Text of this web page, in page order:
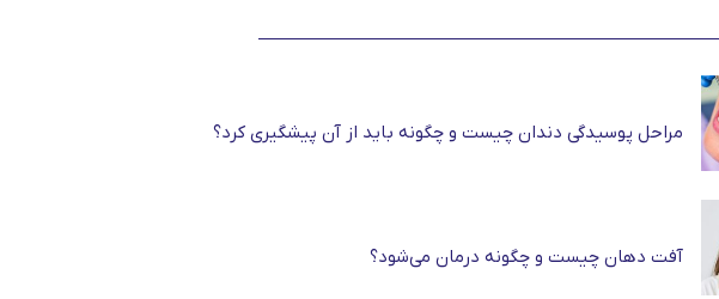
مراحل پوسیدگی دندان چیست و چگونه باید از آن پیشگیری کرد؟
آفت دهان چیست و چگونه درمان می‌شود؟